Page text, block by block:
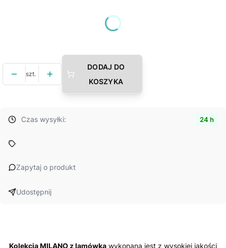
Poszczególne warianty mogą różnić się ceną
szt.
DODAJ DO
KOSZYKA
Czas wysyłki: 24 h
Zapytaj o produkt
Udostępnij
Kolekcja MILANO z lamówką wykonana jest z wysokiej jakości